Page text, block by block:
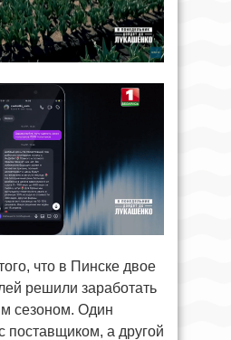
что в Пинске двое
решили заработать
сезоном. Один
поставщиком, а другой